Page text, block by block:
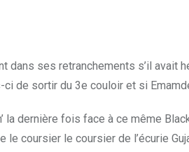
dans ses retranchements s’il
de sortir du 3e couloir et si
la dernière fois face à ce même
coursier le coursier de l’écurie